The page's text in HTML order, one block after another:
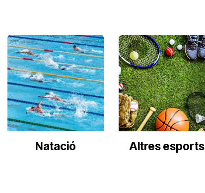
Natació Altres esports